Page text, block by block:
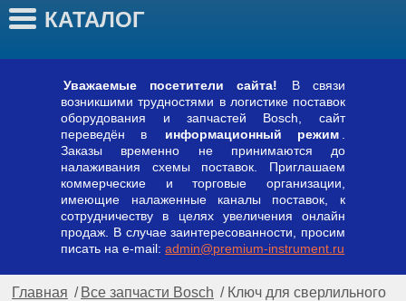
КАТАЛОГ
Уважаемые посетители сайта!
В связи
возникшими трудностями в логистике поставок
оборудования и запчастей Bosch, сайт
переведён в
информационный режим
Заказы временно не принимаются до
налаживания схемы поставок. Приглашаем
коммерческие и торговые организации,
имеющие налаженные каналы поставок, к
сотрудничеству в целях увеличения онлайн
продаж. В случае заинтересованности, просим
писать на e-mail:admin@premium-instrument.ru
Главная / Все запчасти Bosch / Ключ для сверлильного